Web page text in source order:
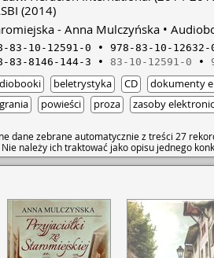
(2014)
- Anna Mulczyńska
83-10-12591-0
978-83-10-12632-
83-8146-144-3
83-10-12591-0
beletrystyka CD
dokumenty
powieści proza zasoby
dane zebrane automatycznie z treści 27
należy ich traktować jako opisu jednego